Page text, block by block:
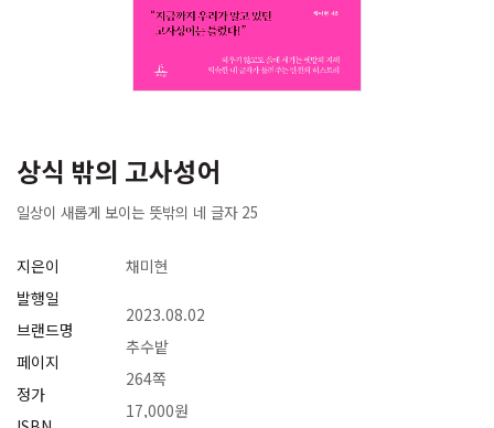
상식 밖의 고사성어
일상이 새롭게 보이는 뜻밖의 네 글자 25
지은이
발행일
브랜드명
페이지
정가
채미현
2023.08.02
추수밭
264쪽
17,000원